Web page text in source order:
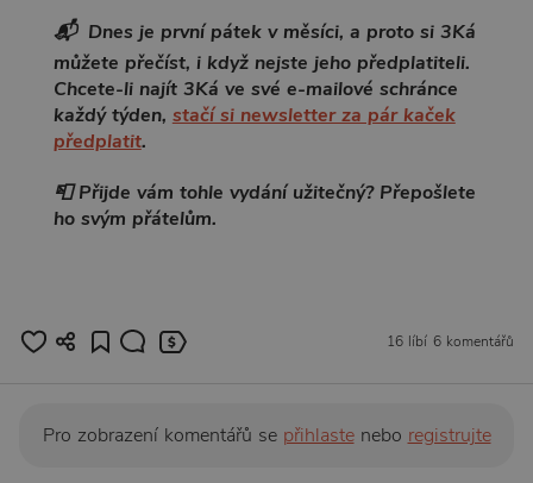
📬 Dnes je první pátek v měsíci, a proto si 3Ká
můžete přečíst, i když nejste jeho předplatiteli.
Chcete-li najít 3Ká ve své e-mailové schránce
každý týden, stačí si newsletter za pár kaček
předplatit.
📮 Přijde vám tohle vydání užitečný? Přepošlete
ho svým přátelům.
16 líbí 6 komentářů
Pro zobrazení komentářů se přihlastenebo registrujte